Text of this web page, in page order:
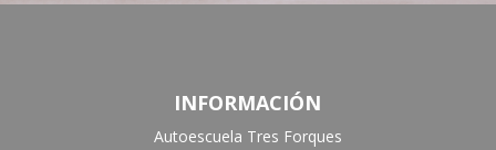
INFORMACIÓN
Autoescuela Tres Forques